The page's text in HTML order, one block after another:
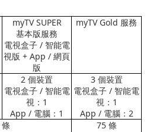
myTV SUPER
基本版服務
電視盒子 / 智能電
視版 + App / 網頁
版
myTV Gold 服務
2 個裝置
電視盒子 / 智能電
視： 1
App / 電腦： 1
3 個裝置
電視盒子 / 智能電
視： 1
App / 電腦： 2
條 75 條